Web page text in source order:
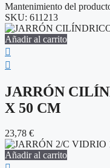
Mantenimiento del
SKU: 611213
Añadir al carrito
JARRÓN
X 50 CM
23,78 €
Añadir al carrito